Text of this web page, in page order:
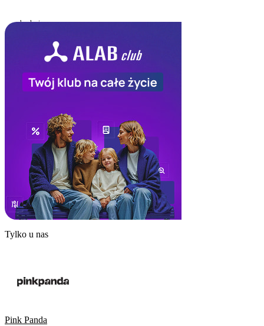
Do odwołania
Tylko u nas
Pink Panda